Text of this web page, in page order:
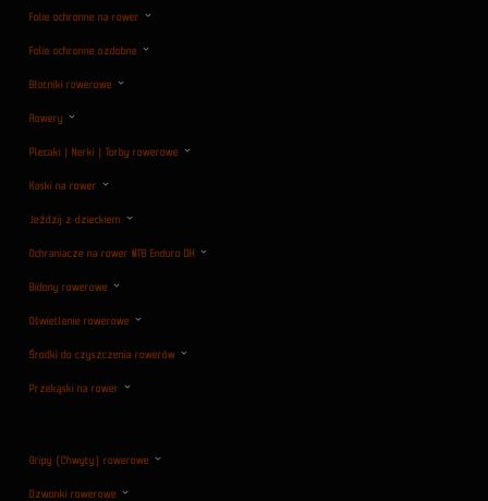
Folie ochronne na rower
Folie ochronne ozdobne
Błotniki rowerowe
Rowery
Plecaki | Nerki | Torby rowerowe
Kaski na rower
Jeździj z dzieckiem
Ochraniacze na rower MTB Enduro DH
Bidony rowerowe
Oświetlenie rowerowe
Środki do czyszczenia rowerów
Przekąski na rower
Gripy (Chwyty) rowerowe
Dzwonki rowerowe